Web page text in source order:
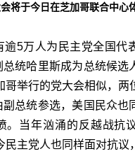
将于今日在芝加哥联合中心
逾5万人为民主党全国代
统哈里斯成为总统候选
哥举行的党大会相似，两
总统参选，美国民众也
。当年汹涌的反越战抗
民主党人也同样面对抗议